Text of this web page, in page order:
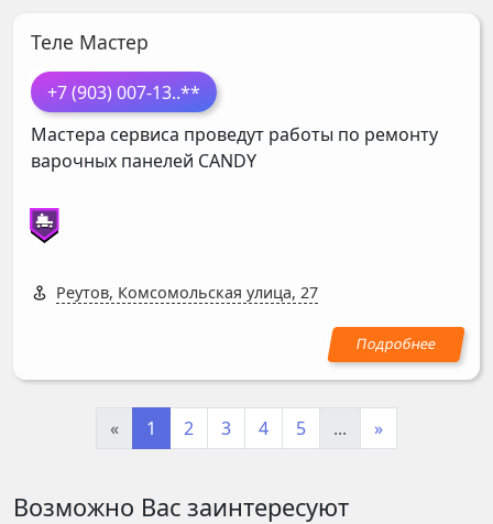
Теле Мастер
+7 (903) 007-13..**
Мастера сервиса проведут работы по ремонту
варочных панелей CANDY
Реутов, Комсомольская улица, 27
« 1 2 3 4 5 ... »
Возможно Вас заинтересуют